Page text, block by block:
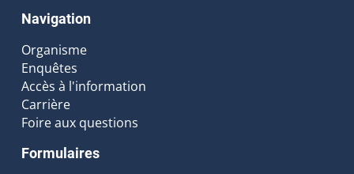
Navigation
Organisme
Enquêtes
Accès à l'information
Carrière
Foire aux questions
Formulaires